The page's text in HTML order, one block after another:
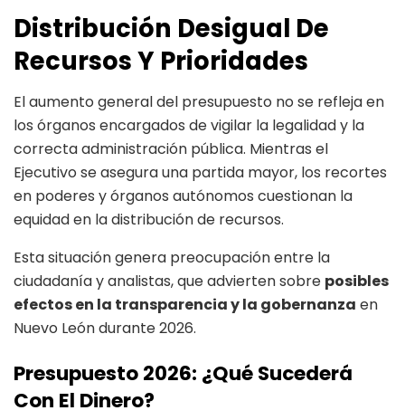
Distribución Desigual De
Recursos Y Prioridades
El aumento general del presupuesto no se refleja en
los órganos encargados de vigilar la legalidad y la
correcta administración pública. Mientras el
Ejecutivo se asegura una partida mayor, los recortes
en poderes y órganos autónomos cuestionan la
equidad en la distribución de recursos.
Esta situación genera preocupación entre la
ciudadanía y analistas, que advierten sobre posibles
efectos en la transparencia y la gobernanza en
Nuevo León durante 2026.
Presupuesto 2026: ¿Qué Sucederá
Con El Dinero?